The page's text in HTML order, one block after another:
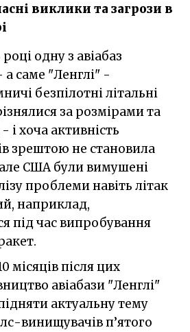
виклики та загрози в
а саме "Ленглі" -
безпілотні літальні
за розмірами та
і хоча активність
зрештою не становила
США були вимушені
проблеми навіть літак
наприклад,
під час випробування
місяців після цих
авіабази "Ленглі"
актуальну тему
винищувачів п’ятого